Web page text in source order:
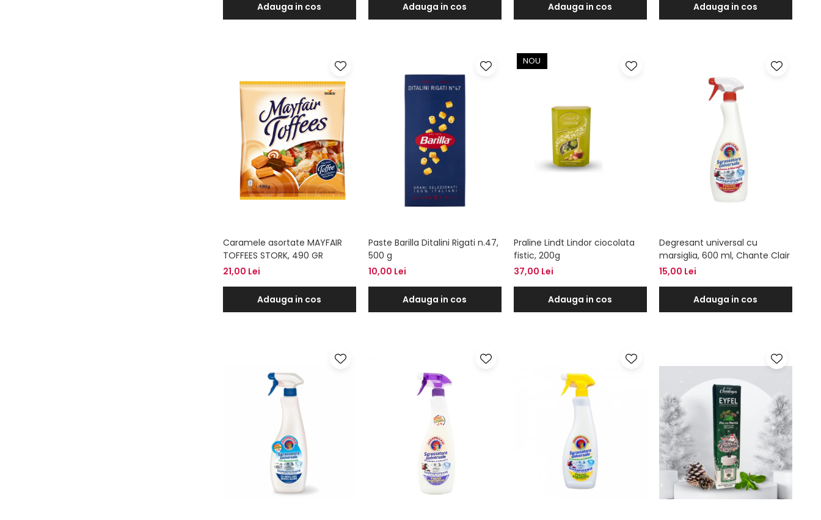
Adauga in cos Adauga in cos Adauga in cos Adauga in cos
Caramele asortate MAYFAIR
TOFFEES STORK, 490 GR
21,00 Lei
Adauga in cos
Paste Barilla Ditalini Rigati n.47,
500 g
10,00 Lei
Adauga in cos
NOU
Praline Lindt Lindor ciocolata
fistic, 200g
37,00 Lei
Adauga in cos
Degresant universal cu
marsiglia, 600 ml, Chante Clair
15,00 Lei
Adauga in cos